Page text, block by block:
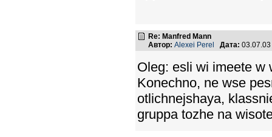
Re: Manfred Mann
Автор: Alexei Perel Дата:
Oleg: esli wi imeete w
Konechno, ne wse
otlichnejshaya,
gruppa tozhe na